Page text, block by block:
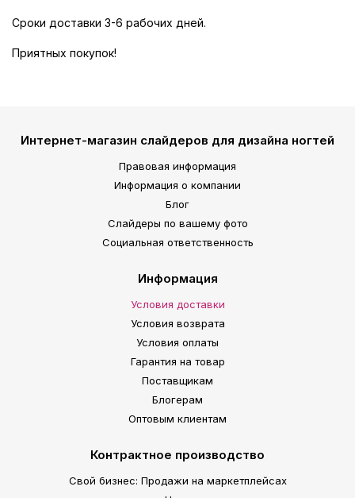
Сроки доставки 3-6 рабочих дней.
Приятных покупок!
Интернет-магазин слайдеров для дизайна ногтей
Правовая информация
Информация о компании
Блог
Слайдеры по вашему фото
Социальная ответственность
Информация
Условия доставки
Условия возврата
Условия оплаты
Гарантия на товар
Поставщикам
Блогерам
Оптовым клиентам
Контрактное производство
Свой бизнес: Продажи на маркетплейсах